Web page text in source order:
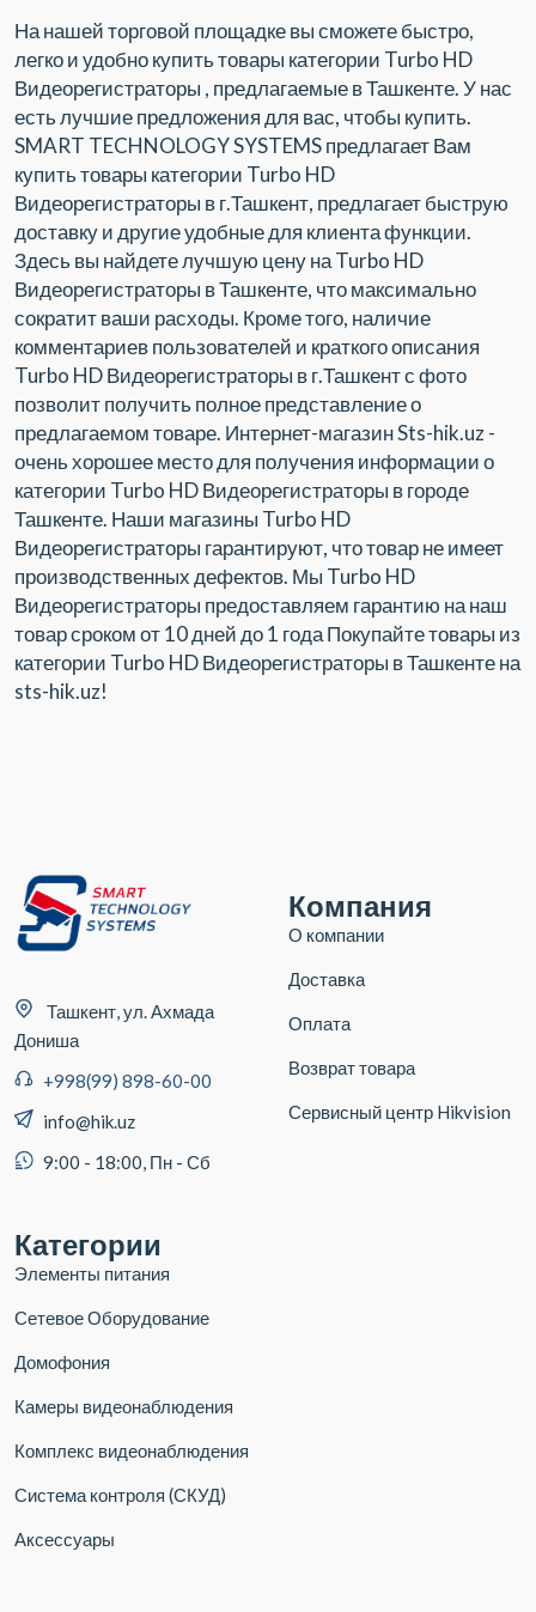
На нашей торговой площадке вы сможете быстро,
легко и удобно купить товары категории Turbo HD
Видеорегистраторы , предлагаемые в Ташкенте. У нас
есть лучшие предложения для вас, чтобы купить.
SMART TECHNOLOGY SYSTEMS предлагает Вам
купить товары категории Turbo HD
Видеорегистраторы в г.Ташкент, предлагает быструю
доставку и другие удобные для клиента функции.
Здесь вы найдете лучшую цену на Turbo HD
Видеорегистраторы в Ташкенте, что максимально
сократит ваши расходы. Кроме того, наличие
комментариев пользователей и краткого описания
Turbo HD Видеорегистраторы в г.Ташкент с фото
позволит получить полное представление о
предлагаемом товаре. Интернет-магазин Sts-hik.uz -
очень хорошее место для получения информации о
категории Turbo HD Видеорегистраторы в городе
Ташкенте. Наши магазины Turbo HD
Видеорегистраторы гарантируют, что товар не имеет
производственных дефектов. Мы Turbo HD
Видеорегистраторы предоставляем гарантию на наш
товар сроком от 10 дней до 1 года Покупайте товары из
категории Turbo HD Видеорегистраторы в Ташкенте на
sts-hik.uz!
Ташкент, ул. Ахмада
Дониша
+998(99) 898-60-00
info@hik.uz
9:00 - 18:00, Пн - Сб
Компания
О компании
Доставка
Оплата
Возврат товара
Сервисный центр Hikvision
Категории
Элементы питания
Сетевое Оборудование
Домофония
Камеры видеонаблюдения
Комплекс видеонаблюдения
Система контроля (СКУД)
Аксессуары